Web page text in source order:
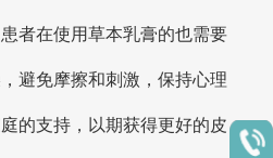
者在使用草本乳膏的也需要
避免摩擦和刺激，保持心理
的支持，以期获得更好的皮